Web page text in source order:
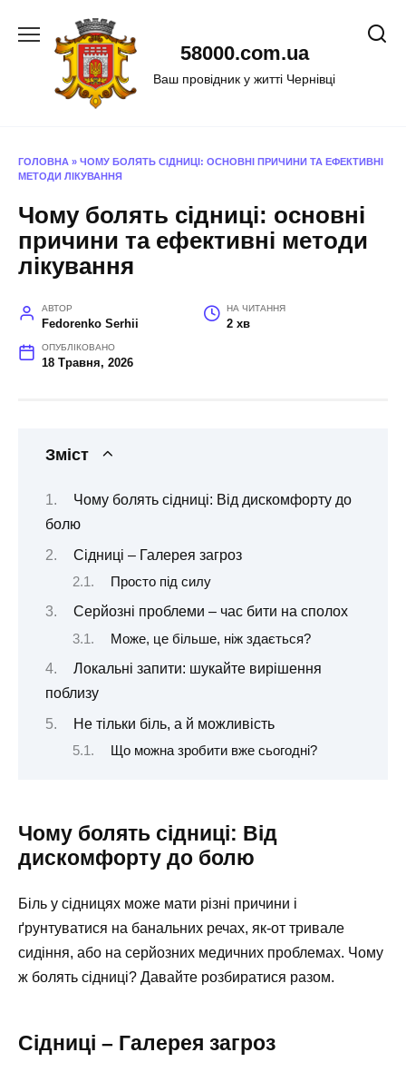
58000.com.ua
Ваш провідник у житті Чернівці
ГОЛОВНА » ЧОМУ БОЛЯТЬ СІДНИЦІ: ОСНОВНІ ПРИЧИНИ ТА ЕФЕКТИВНІ
МЕТОДИ ЛІКУВАННЯ
Чому болять сідниці: основні
причини та ефективні методи
лікування
АВТОР
Fedorenko Serhii
НА ЧИТАННЯ
2 хв
ОПУБЛІКОВАНО
18 Травня, 2026
Зміст
Чому болять сідниці: Від дискомфорту до
болю
Сідниці – Галерея загроз
Просто під силу
Серйозні проблеми – час бити на сполох
Може, це більше, ніж здається?
Локальні запити: шукайте вирішення
поблизу
Не тільки біль, а й можливість
Що можна зробити вже сьогодні?
Чому болять сідниці: Від
дискомфорту до болю
Біль у сідницях може мати різні причини і
ґрунтуватися на банальних речах, як-от тривале
сидіння, або на серйозних медичних проблемах. Чому
ж болять сідниці? Давайте розбиратися разом.
Сідниці – Галерея загроз